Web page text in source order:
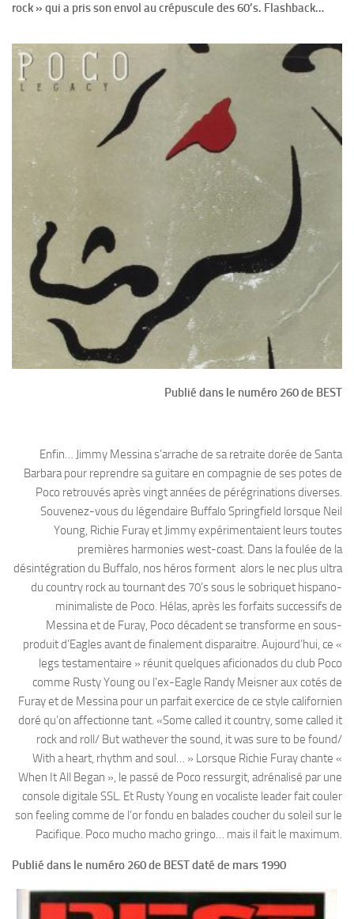
rock » qui a pris son envol au crépuscule des 60’s. Flashback…
Publié dans le numéro 260 de BEST
Enfin… Jimmy Messina s’arrache de sa retraite dorée de Santa
Barbara pour reprendre sa guitare en compagnie de ses potes de
Poco retrouvés après vingt années de pérégrinations diverses.
Souvenez-vous du légendaire Buffalo Springfield lorsque Neil
Young, Richie Furay et Jimmy expérimentaient leurs toutes
premières harmonies west-coast. Dans la foulée de la
désintégration du Buffalo, nos héros forment alors le nec plus ultra
du country rock au tournant des 70’s sous le sobriquet hispano-
minimaliste de Poco. Hélas, après les forfaits successifs de
Messina et de Furay, Poco décadent se transforme en sous-
produit d’Eagles avant de finalement disparaitre. Aujourd’hui, ce «
legs testamentaire » réunit quelques aficionados du club Poco
comme Rusty Young ou l’ex-Eagle Randy Meisner aux cotés de
Furay et de Messina pour un parfait exercice de ce style californien
doré qu’on affectionne tant. «Some called it country, some called it
rock and roll/ But wathever the sound, it was sure to be found/
With a heart, rhythm and soul… » Lorsque Richie Furay chante «
When It All Began », le passé de Poco ressurgit, adrénalisé par une
console digitale SSL. Et Rusty Young en vocaliste leader fait couler
son feeling comme de l’or fondu en balades coucher du soleil sur le
Pacifique. Poco mucho macho gringo… mais il fait le maximum.
Publié dans le numéro 260 de BEST daté de mars 1990